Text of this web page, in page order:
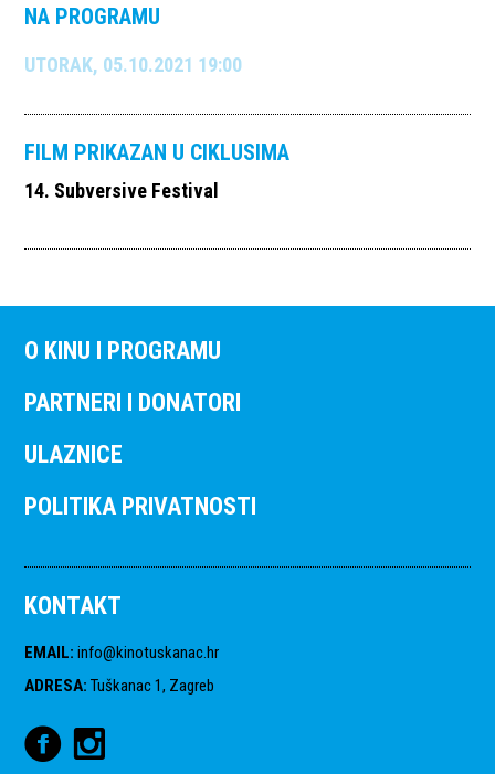
NA PROGRAMU
UTORAK, 05.10.2021 19:00
FILM PRIKAZAN U CIKLUSIMA
14. Subversive Festival
O KINU I PROGRAMU
PARTNERI I DONATORI
ULAZNICE
POLITIKA PRIVATNOSTI
KONTAKT
EMAIL: info@kinotuskanac.hr
ADRESA: Tuškanac 1, Zagreb